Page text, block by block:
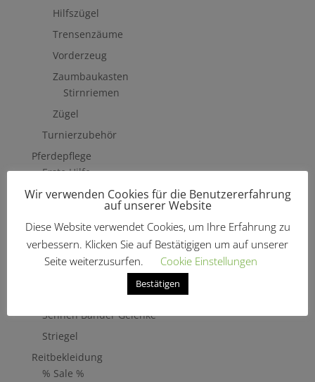
Hilfszügel
Trensenzäume
Vorderzeug
Zaumbaukasten
Stirnriemen
Zügel
Turnierzubehör
Pferdepflege
Erste Hilfe
Fliegenschutzmittel
Pferdewäsche
Putzzeug & Zubehör
Bürsten & Kardätschen
Sehnen Bänder Gelenke
Striegel
Reitbekleidung
% Sale %
Wir verwenden Cookies für die Benutzererfahrung
auf unserer Website
Diese Website verwendet Cookies, um Ihre Erfahrung zu
verbessern. Klicken Sie auf Bestätigigen um auf unserer
Seite weiterzusurfen.
Cookie Einstellungen
Bestätigen